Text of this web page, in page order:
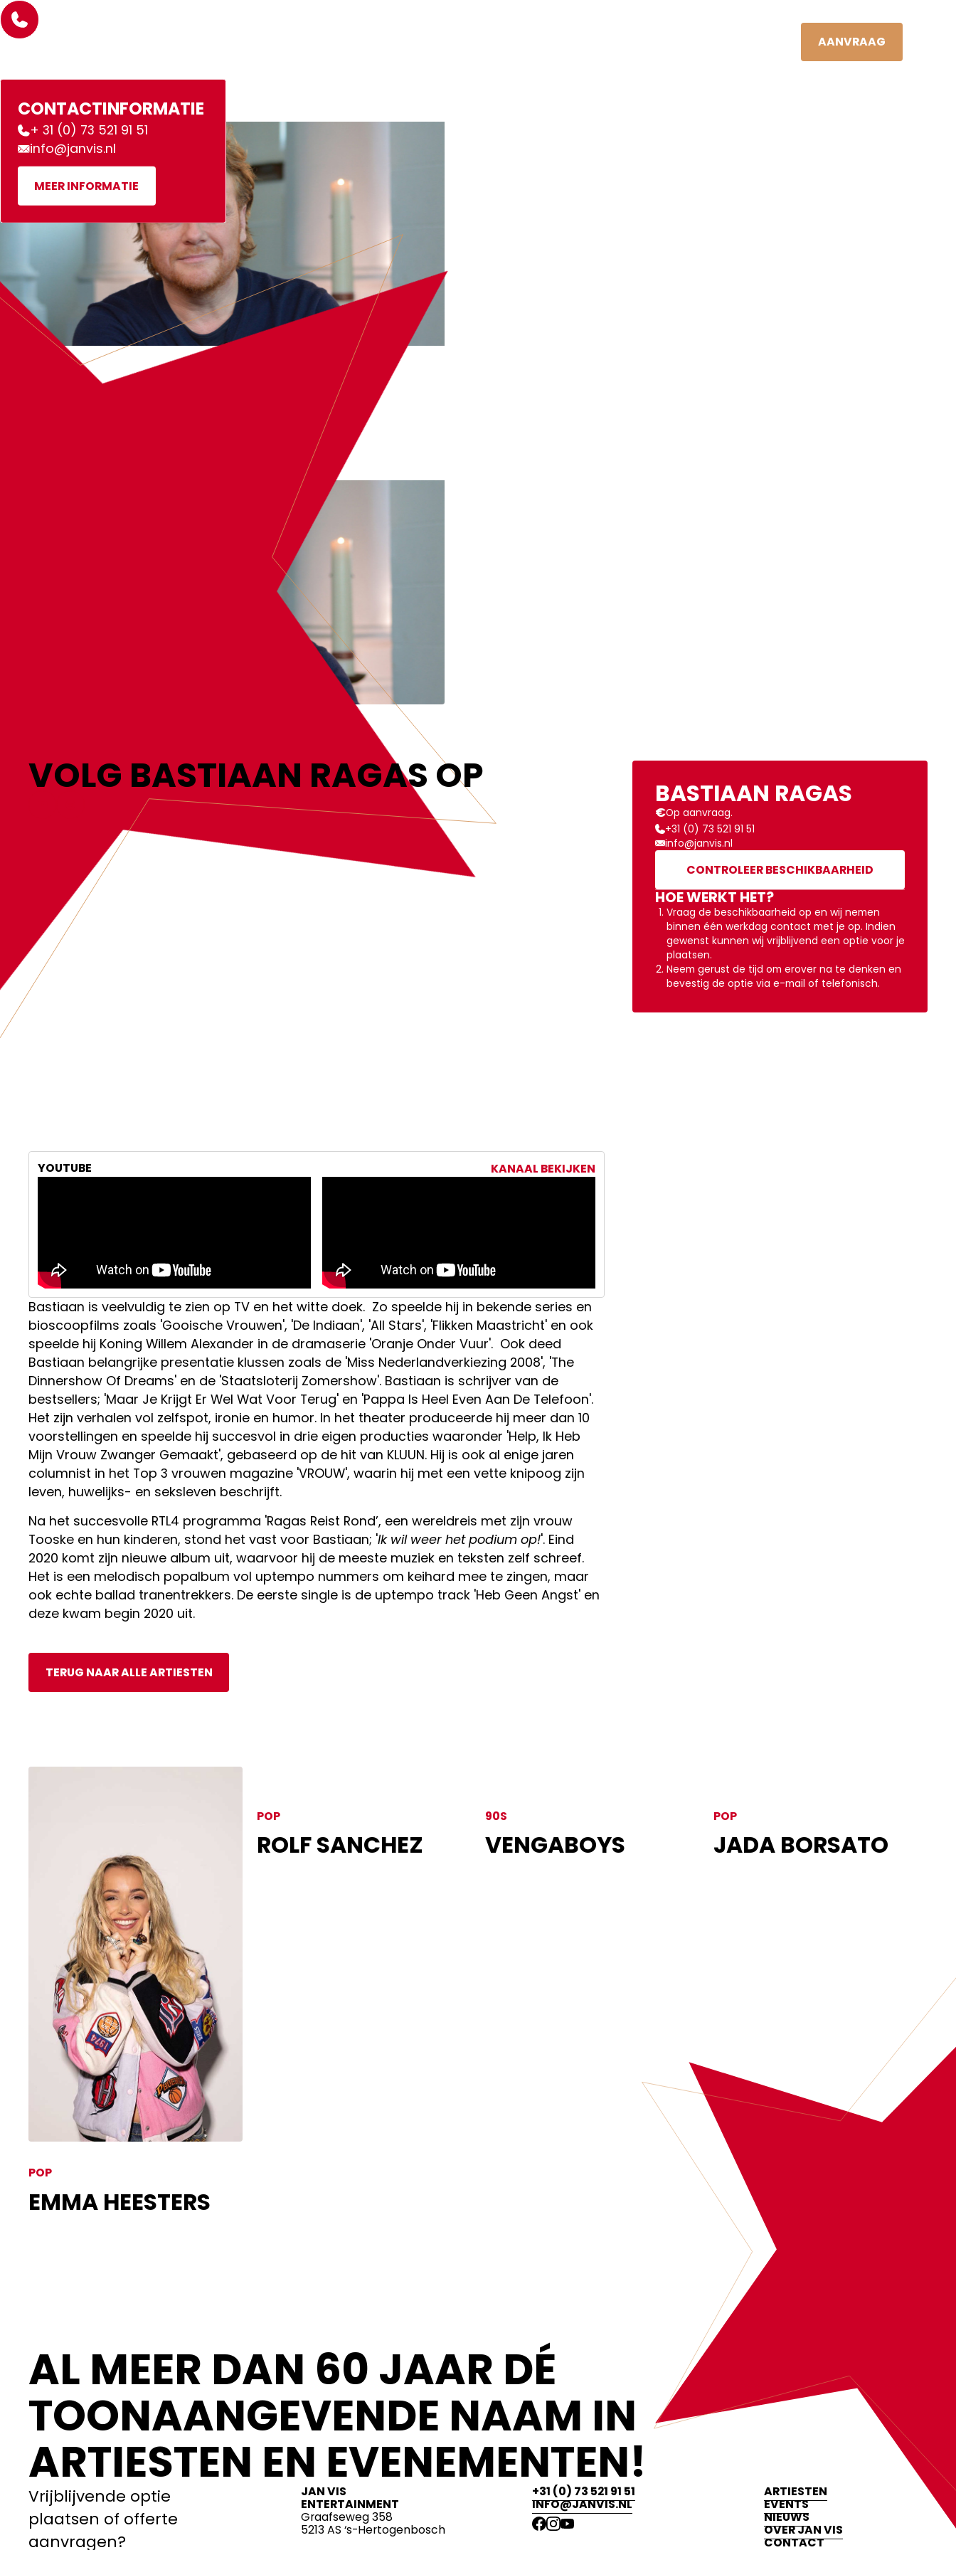
AANVRAAG
CONTACTINFORMATIE
+ 31 (0) 73 521 91 51
info@janvis.nl
MEER INFORMATIE
VOLG BASTIAAN RAGAS OP
YOUTUBE KANAAL BEKIJKEN
Bastiaan is veelvuldig te zien op TV en het witte doek. Zo speelde hij in bekende series en
bioscoopfilms zoals 'Gooische Vrouwen', 'De Indiaan', 'All Stars', 'Flikken Maastricht' en ook
speelde hij Koning Willem Alexander in de dramaserie 'Oranje Onder Vuur'. Ook deed
Bastiaan belangrijke presentatie klussen zoals de 'Miss Nederlandverkiezing 2008', 'The
Dinnershow Of Dreams' en de 'Staatsloterij Zomershow'. Bastiaan is schrijver van de
bestsellers; 'Maar Je Krijgt Er Wel Wat Voor Terug' en 'Pappa Is Heel Even Aan De Telefoon'.
Het zijn verhalen vol zelfspot, ironie en humor. In het theater produceerde hij meer dan 10
voorstellingen en speelde hij succesvol in drie eigen producties waaronder 'Help, Ik Heb
Mijn Vrouw Zwanger Gemaakt', gebaseerd op de hit van KLUUN. Hij is ook al enige jaren
columnist in het Top 3 vrouwen magazine 'VROUW', waarin hij met een vette knipoog zijn
leven, huwelijks- en seksleven beschrijft.
Na het succesvolle RTL4 programma 'Ragas Reist Rond’, een wereldreis met zijn vrouw
Tooske en hun kinderen, stond het vast voor Bastiaan; 'Ik wil weer het podium op!'. Eind
2020 komt zijn nieuwe album uit, waarvoor hij de meeste muziek en teksten zelf schreef.
Het is een melodisch popalbum vol uptempo nummers om keihard mee te zingen, maar
ook echte ballad tranentrekkers. De eerste single is de uptempo track 'Heb Geen Angst' en
deze kwam begin 2020 uit.
TERUG NAAR ALLE ARTIESTEN
BASTIAAN RAGAS
€Op aanvraag.
+31 (0) 73 521 91 51
info@janvis.nl
CONTROLEER BESCHIKBAARHEID
HOE WERKT HET?
Vraag de beschikbaarheid op en wij nemen
binnen één werkdag contact met je op. Indien
gewenst kunnen wij vrijblijvend een optie voor je
plaatsen.
Neem gerust de tijd om erover na te denken en
bevestig de optie via e-mail of telefonisch.
EMMA HEESTERS
POP
ROLF SANCHEZ
POP
VENGABOYS
90S
JADA BORSATO
POP
AL MEER DAN 60 JAAR DÉ
TOONAANGEVENDE NAAM IN
ARTIESTEN EN EVENEMENTEN!‍
Vrijblijvende optie
plaatsen of offerte
aanvragen?
JAN VIS
ENTERTAINMENT
Graafseweg 358
5213 AS ‘s-Hertogenbosch
+31 (0) 73 521 91 51
INFO@JANVIS.NL
ARTIESTEN
EVENTS
NIEUWS
OVER JAN VIS
CONTACT